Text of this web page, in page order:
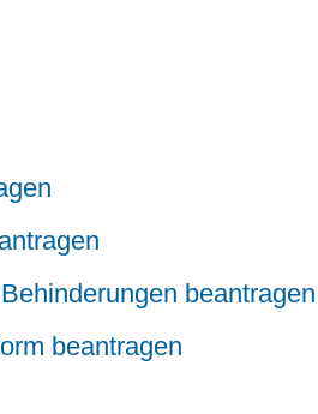
beantragen
beantragen